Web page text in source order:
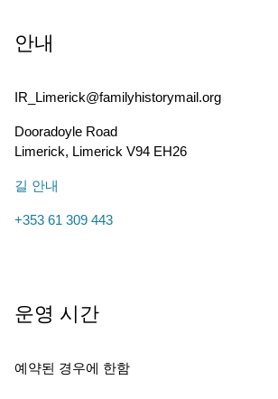
안내
IR_Limerick@familyhistorymail.org
Dooradoyle Road
Limerick, Limerick V94 EH26
길 안내
+353 61 309 443
운영 시간
예약된 경우에 한함